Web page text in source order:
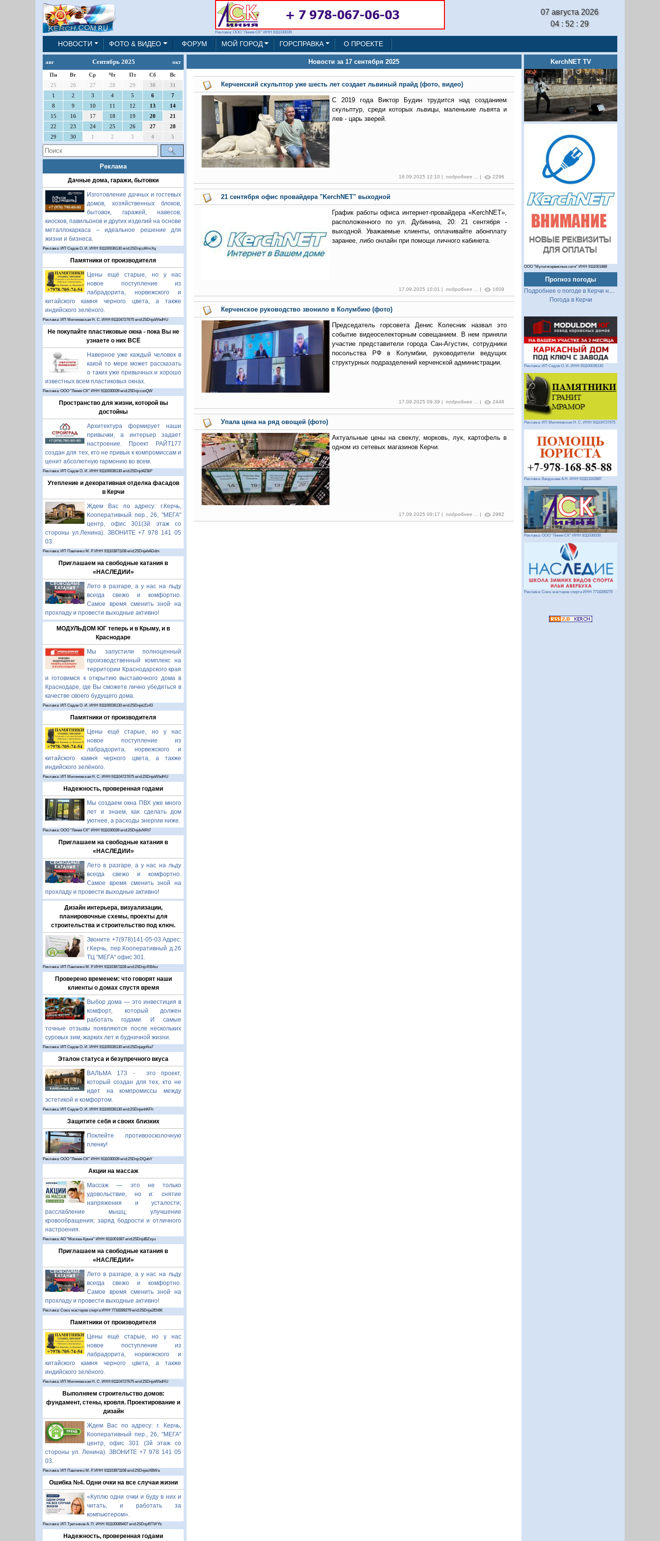
Реклама: ООО "Линия СК" ИНН 9111030039
07 августа 2026
04 : 52 : 30
НОВОСТИ ФОТО & ВИДЕО ФОРУМ МОЙ ГОРОД ГОРСПРАВКА О ПРОЕКТЕ
авг Сентябрь 2025 окт
Пн Вт Ср Чт Пт Сб
Вс
25
26 27 28 29 30
31
1
2 3 4 5 6
7
8
9 10 11 12 13
14
15
16 17 18 19 20
21
22
23 24 25 26 27
28
29
30 1 2 3 4 5
Реклама
Дачные дома, гаражи, бытовки
Изготовление дачных и гостевых
домов, хозяйственных блоков,
бытовок, гаражей, навесов,
киосков, павильонов и других изделий на основе
металлокаркаса – идеальное решение для
жизни и бизнеса.
Реклама: ИП Седов О. И. ИНН 911100036130 erid:2SDnjcoMmXq
Памятники от производителя
Цены ещё старые, но у нас
новое поступление из
лабрадорита, норвежского и
китайского камня черного цвета, а также
индийского зелёного.
Реклама: ИП Миляновская Н. С. ИНН:911104727675 erid:2SDnjeWbdHU
Не покупайте пластиковые окна - пока Вы не
узнаете о них ВСЁ
Наверное уже каждый человек в
какой то мере может рассказать
о таких уже привычных и хорошо
известных всем пластиковых окнах.
Реклама: ООО "Линия СК" ИНН 9111030039 erid:2SDnjccooQW
Пространство для жизни, которой вы
достойны
Архитектура формирует наши
привычки, а интерьер задает
настроение. Проект РАЙТ177
создан для тех, кто не привык к компромиссам и
ценит абсолютную гармонию во всем.
Реклама: ИП Седов О. И. ИНН 911100036130 erid:2SDnjd4Z8iP
Утепление и декоративная отделка фасадов
в Керчи
Ждем Вас по адресу: г.Керчь,
Кооперативный пер., 26, "МЕГА"
центр, офис 301(3й этаж со
стороны ул.Ленина). ЗВОНИТЕ +7 978 141 05
03.
Реклама: ИП Павленко М. Р. ИНН 911103871108 erid:2SDnjehADdm
Приглашаем на свободные катания в
«НАСЛЕДИИ»
Лето в разгаре, а у нас на льду
всегда свежо и комфортно.
Самое время сменить зной на
прохладу и провести выходные активно!
МОДУЛЬДОМ ЮГ теперь и в Крыму, и в
Краснодаре
Мы запустили полноценный
производственный комплекс на
территории Краснодарского края
и готовимся к открытию выставочного дома в
Краснодаре, где Вы сможете лично убедиться в
качестве своего будущего дома.
Реклама: ИП Седов О. И. ИНН 911100036130 erid:2SDnjeLEz43
Памятники от производителя
Цены ещё старые, но у нас
новое поступление из
лабрадорита, норвежского и
китайского камня черного цвета, а также
индийского зелёного.
Реклама: ИП Миляновская Н. С. ИНН:911104727675 erid:2SDnjeWbdHU
Надежность, проверенная годами
Мы создаем окна ПВХ уже много
лет и знаем, как сделать дом
уютнее, а расходы энергии ниже.
Реклама: ООО "Линия СК" ИНН 9111030039 erid:2SDnjdvNRt7
Приглашаем на свободные катания в
«НАСЛЕДИИ»
Лето в разгаре, а у нас на льду
всегда свежо и комфортно.
Самое время сменить зной на
прохладу и провести выходные активно!
Дизайн интерьера, визуализации,
планировочные схемы, проекты для
строительства и строительство под ключ.
Звоните +7(978)141-05-03 Адрес:
г.Керчь, пер.Кооперативный д.26
ТЦ "МЕГА" офис 301.
Реклама: ИП Павленко М. Р. ИНН 911103871108 erid:2SDnjcRB4xz
Проверено временем: что говорят наши
клиенты о домах спустя время
Выбор дома — это инвестиция в
комфорт, который должен
работать годами. И самые
точные отзывы появляются после нескольких
суровых зим, жарких лет и будничной жизни.
Реклама: ИП Седов О. И. ИНН 911100036130 erid:2SDnjegnNa7
Эталон статуса и безупречного вкуса
ВАЛЬМА 173 - это проект,
который создан для тех, кто не
идет на компромиссы между
эстетикой и комфортом.
Реклама: ИП Седов О. И. ИНН 911100036130 erid:2SDnjenhKFh
Защитите себя и своих близких
Поклейте противоосколочную
пленку!
Реклама: ООО "Линия СК" ИНН 9111030039 erid:2SDnjcDQahY
Акции на массаж
Массаж — это не только
удовольствие, но и: снятие
напряжения и усталости;
расслабление мышц; улучшение
кровообращения; заряд бодрости и отличного
настроения.
Реклама: АО "Москва-Крым" ИНН 9111001687 erid:2SDnjdBZsyu
Приглашаем на свободные катания в
«НАСЛЕДИИ»
Лето в разгаре, а у нас на льду
всегда свежо и комфортно.
Самое время сменить зной на
прохладу и провести выходные активно!
Реклама: Союз мастеров спорта ИНН 7718289279 erid:2SDnje2Eh6K
Памятники от производителя
Цены ещё старые, но у нас
новое поступление из
лабрадорита, норвежского и
китайского камня черного цвета, а также
индийского зелёного.
Реклама: ИП Миляновская Н. С. ИНН:911104727675 erid:2SDnjeWbdHU
Выполняем строительство домов:
фундамент, стены, кровля. Проектирование и
дизайн
Ждем Вас по адресу: г. Керчь,
Кооперативный пер., 26, "МЕГА"
центр, офис 301 (3й этаж со
стороны ул. Ленина). ЗВОНИТЕ +7 978 141 05
03.
Реклама: ИП Павленко М. Р. ИНН 911103871108 erid:2SDnjesXBWa
Ошибка №4. Одни очки на все случаи жизни
«Куплю одни очки и буду в них и
читать, и работать за
компьютером».
Реклама: ИП Третьяков А. П. ИНН 911100089407 erid:2SDnjd5TWYb
Надежность, проверенная годами
Новости за 17 сентября 2025
Керченский скульптор уже шесть лет создает львиный прайд (фото, видео)
С 2019 года Виктор Будин трудится над созданием
скульптур, среди которых львицы, маленькие львята и
лев - царь зверей.
18.09.2025 12:10 | подробнее ... | 2296
21 сентября офис провайдера "KerchNET" выходной
График работы офиса интернет-провайдера «KerchNET»,
расположенного по ул. Дубинина, 20: 21 сентября -
выходной. Уважаемые клиенты, оплачивайте абонплату
заранее, либо онлайн при помощи личного кабинета.
17.09.2025 10:01 | подробнее ... | 1609
Керченское руководство звонило в Колумбию (фото)
Председатель горсовета Денис Колесник назвал это
событие видеоселекторным совещанием. В нем приняли
участие представители города Сан-Агустин, сотрудники
посольства РФ в Колумбии, руководители ведущих
структурных подразделений керченской администрации.
17.09.2025 09:39 | подробнее ... | 2448
Упала цена на ряд овощей (фото)
Актуальные цены на свеклу, морковь, лук, картофель в
одном из сетевых магазинов Керчи.
17.09.2025 09:17 | подробнее ... | 2982
KerchNET TV
ООО "Мультисервисные сети" ИНН 9111001888
Прогноз погоды
Подробнее о погоде в Керчи на 2 недели
Погода в Керчи
Реклама: ИП Седов О. И. ИНН 911100036130
Реклама: ИП Миляновская Н. С. ИНН 911104727675
Реклама: Вандышев А.Н. ИНН 911113162887
Реклама: ООО "Линия СК" ИНН 9111030039
Реклама: Союз мастеров спорта ИНН 7718289279